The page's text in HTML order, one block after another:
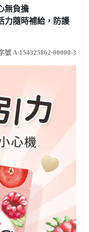
無負擔
力隨時補給，防護
號 A-154325862-00000-3